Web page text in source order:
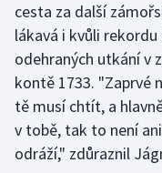
cesta za další
lákavá i kvůli
odehraných utkání v
kontě 1733. "Zaprvé
tě musí chtít, a
v tobě, tak to není
odráží," zdůraznil